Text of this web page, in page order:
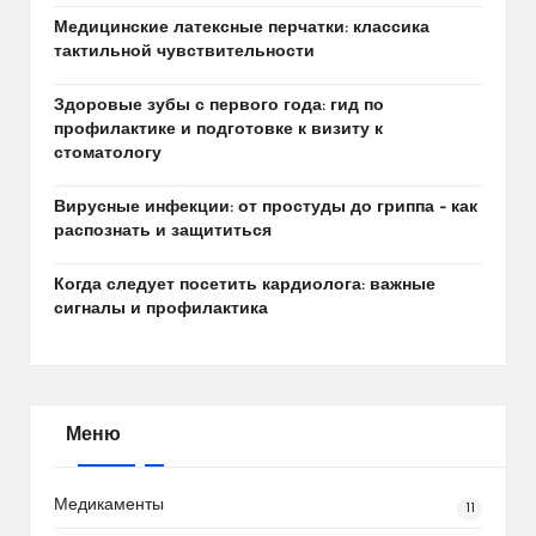
Медицинские латексные перчатки: классика
тактильной чувствительности
Здоровые зубы с первого года: гид по
профилактике и подготовке к визиту к
стоматологу
Вирусные инфекции: от простуды до гриппа – как
распознать и защититься
Когда следует посетить кардиолога: важные
сигналы и профилактика
Меню
Медикаменты